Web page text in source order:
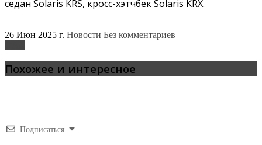
седан Solaris KRS, кросс-хэтчбек Solaris KRX.
26 Июн 2025 г. Новости Без комментариев
Похожее и интересное
Подписаться